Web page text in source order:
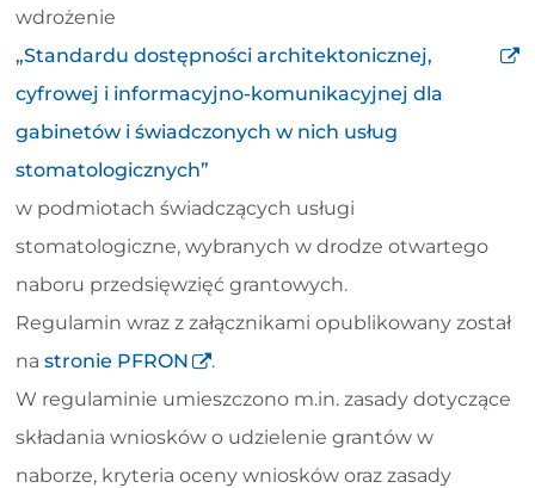
wdrożenie
„Standardu dostępności architektonicznej,
cyfrowej i informacyjno-komunikacyjnej dla
gabinetów i świadczonych w nich usług
stomatologicznych”
w podmiotach świadczących usługi
stomatologiczne, wybranych w drodze otwartego
naboru przedsięwzięć grantowych.
Regulamin wraz z załącznikami opublikowany został
nastronie PFRON
.
W regulaminie umieszczono m.in. zasady dotyczące
składania wniosków o udzielenie grantów w
naborze, kryteria oceny wniosków oraz zasady